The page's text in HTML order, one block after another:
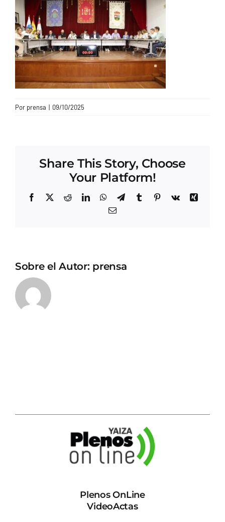
CONTACTO
Por prensa | 09/10/2025
Share This Story, Choose
Your Platform!
Facebook
X RedditLinkedInWhatsApp
TelegramTumblrPinterest
Vk
Xing
Correo
Sobre el Autor: prensa
Plenos OnLine
VideoActas